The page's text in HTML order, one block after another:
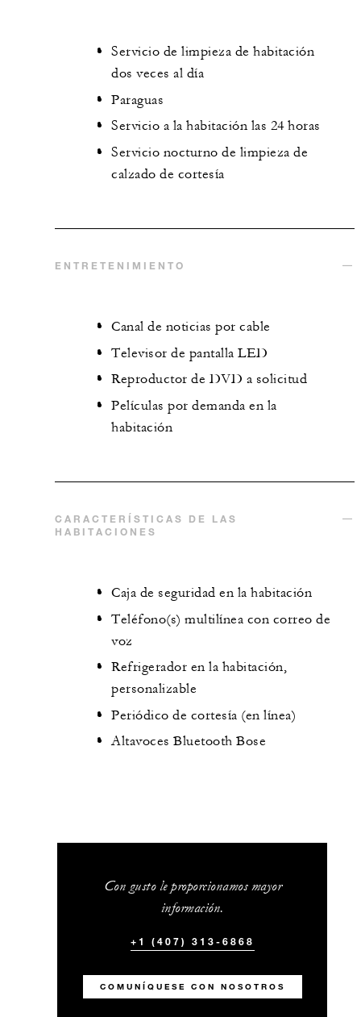
Servicio de limpieza de habitación
dos veces al día
Paraguas
Servicio a la habitación las 24 horas
Servicio nocturno de limpieza de
calzado de cortesía
ENTRETENIMIENTO
Canal de noticias por cable
Televisor de pantalla LED
Reproductor de DVD a solicitud
Películas por demanda en la
habitación
CARACTERÍSTICAS DE LAS
HABITACIONES
Caja de seguridad en la habitación
Teléfono(s) multilínea con correo de
voz
Refrigerador en la habitación,
personalizable
Periódico de cortesía (en línea)
Altavoces Bluetooth Bose
Con gusto le proporcionamos mayor
información.
+1 (407) 313-6868
COMUNÍQUESE CON NOSOTROS